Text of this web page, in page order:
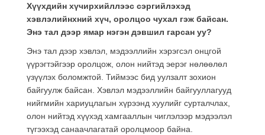
Хүүхдийн хүчирхийллээс сэргийлэхэд
хэвлэлийнхний хүч, оролцоо чухал гэж байсан.
Энэ тал дээр ямар нэгэн дэвшил гарсан уу?
Энэ тал дээр хэвлэл, мэдээллийн хэрэгсэл онцгой
үүрэгтэйгээр оролцож, олон нийтэд эерэг нөлөөлөл
үзүүлэх боломжтой. Тиймээс бид уулзалт зохион
байгуулж байсан. Хэвлэл мэдээллийн байгууллагууд
нийгмийн хариуцлагын хүрээнд хуулийг сурталчлах,
олон нийтэд хүүхэд хамгааллын чиглэлээр мэдээлэл
түгээхэд санаачлагатай оролцмоор байна.